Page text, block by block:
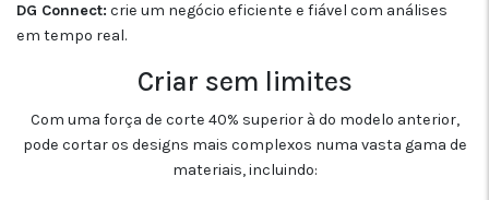
DG Connect: crie um negócio eficiente e fiável com análises
em tempo real.
Criar sem limites
Com uma força de corte 40% superior à do modelo anterior,
pode cortar os designs mais complexos numa vasta gama de
materiais, incluindo: